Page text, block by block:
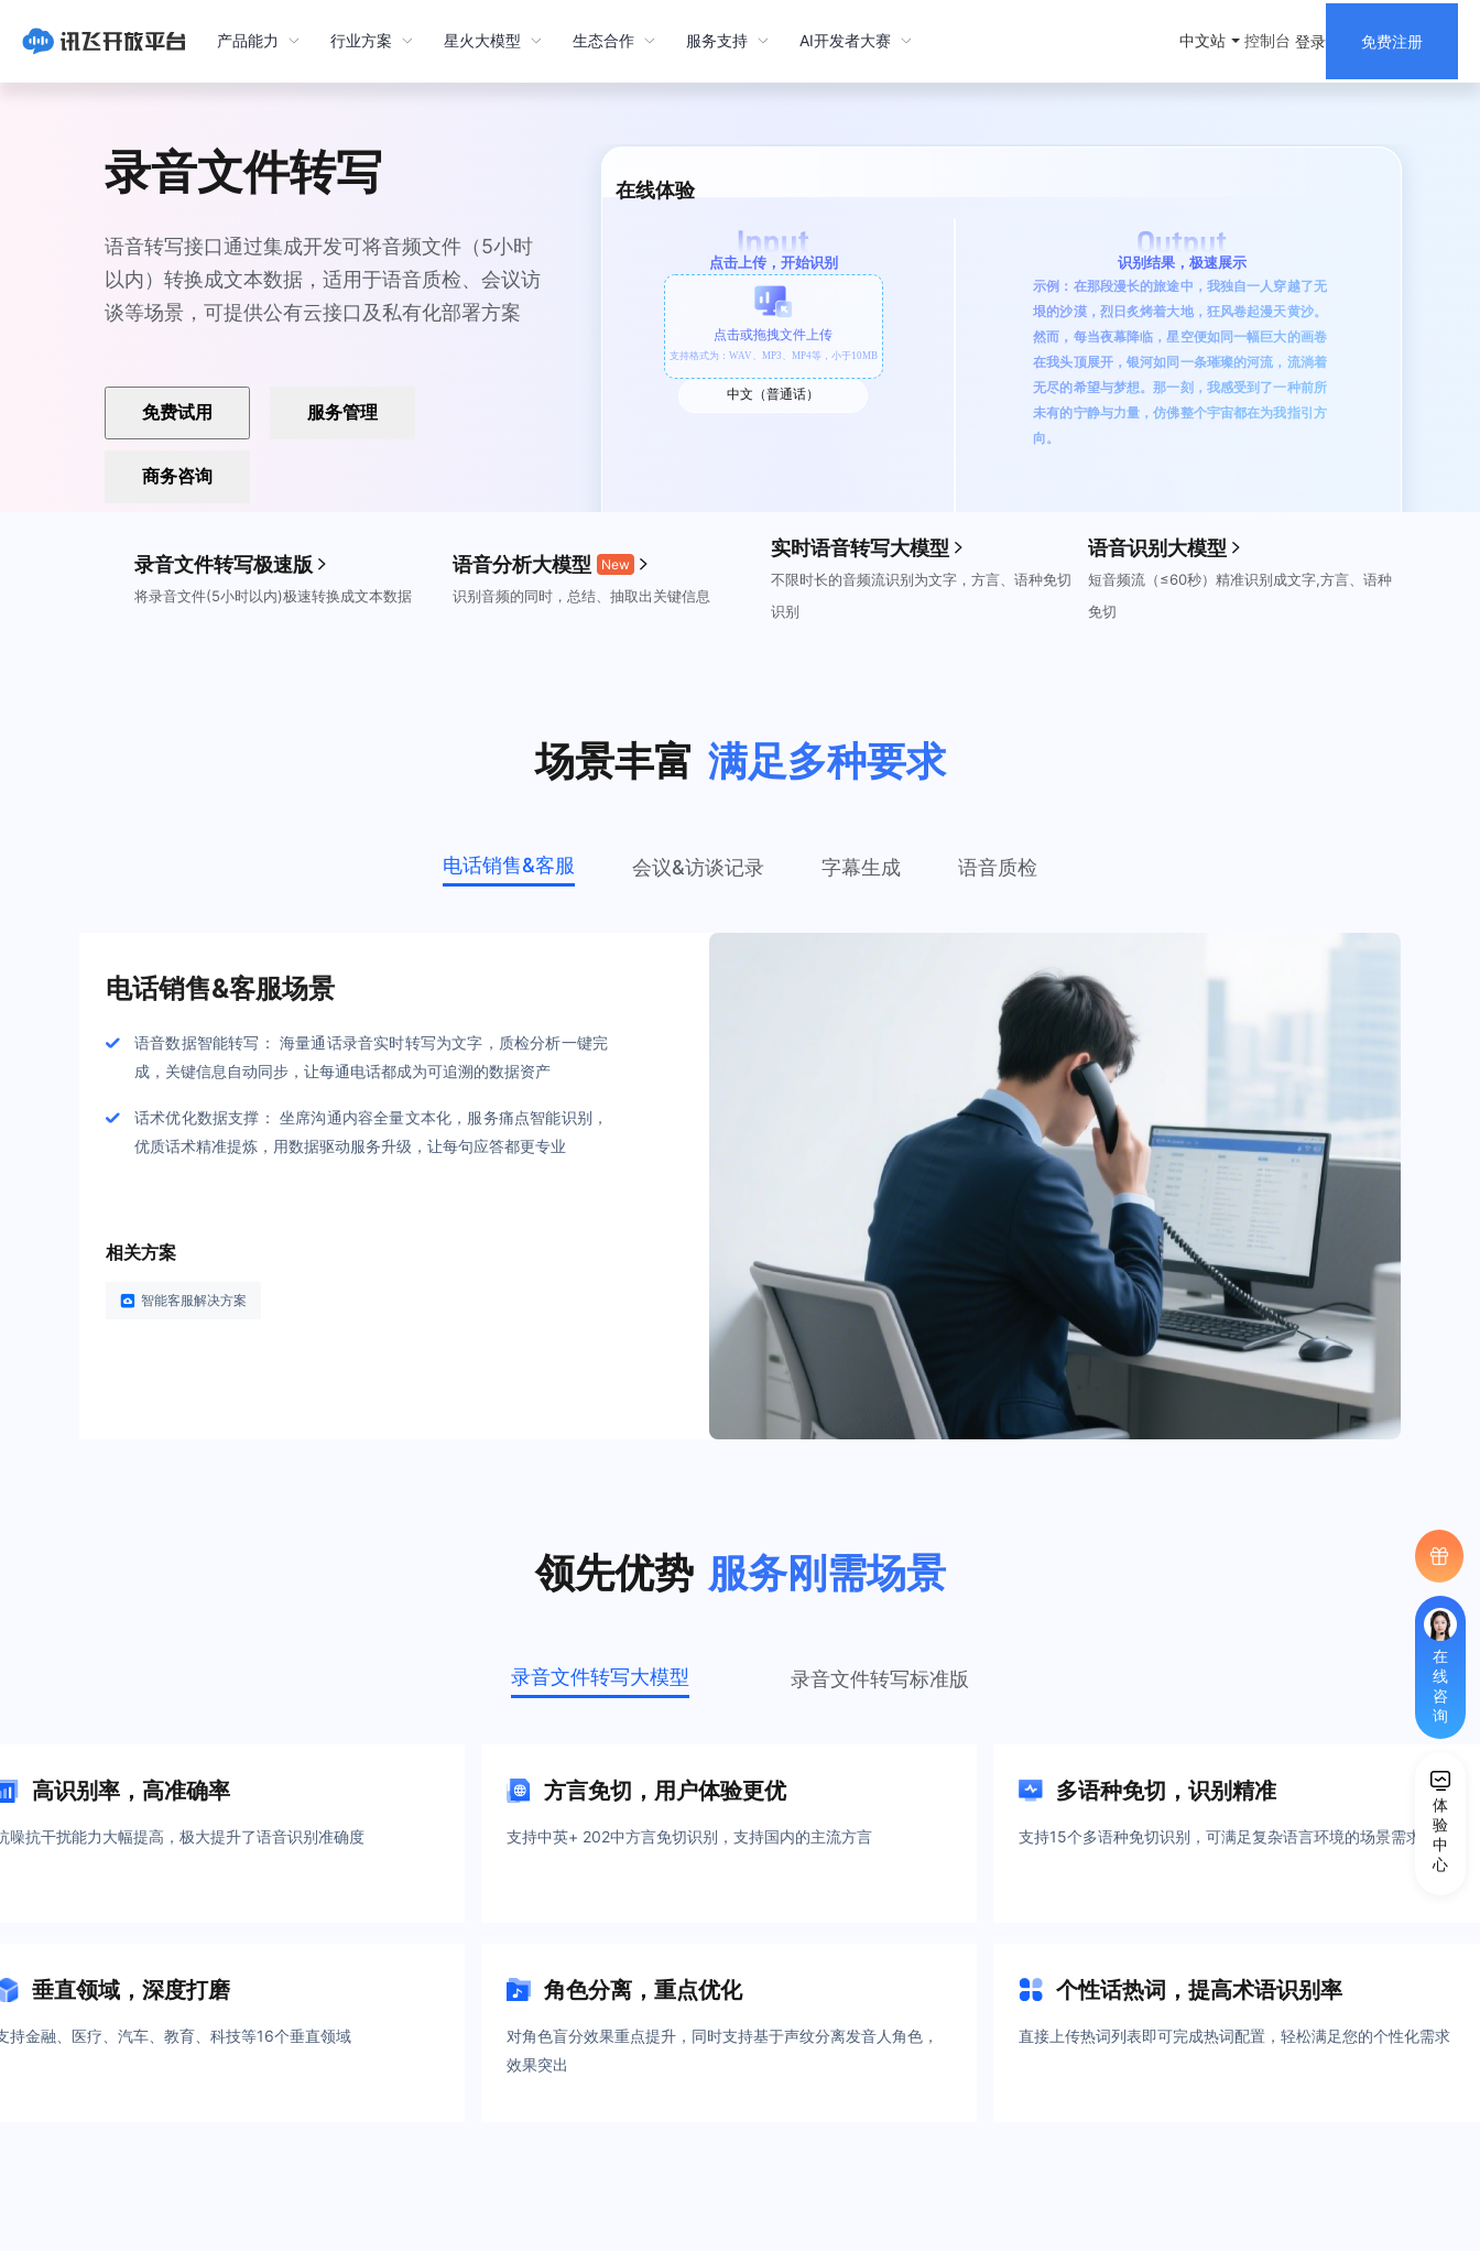
产品能力 行业方案 星火大模型 生态合作 服务支持 AI开发者大赛 中文站 控制台 登录 免费注册
录音文件转写
语音转写接口通过集成开发可将音频文件（5小时
以内）转换成文本数据，适用于语音质检、会议访
谈等场景，可提供公有云接口及私有化部署方案
免费试用 服务管理
商务咨询
在线体验
点击上传，开始识别
点击或拖拽文件上传
支持格式为：WAV、MP3、MP4等，小于10MB
中文（普通话）
识别结果，极速展示
示例：在那段漫长的旅途中，我独自一人穿越了无
垠的沙漠，烈日炙烤着大地，狂风卷起漫天黄沙。
然而，每当夜幕降临，星空便如同一幅巨大的画卷
在我头顶展开，银河如同一条璀璨的河流，流淌着
无尽的希望与梦想。那一刻，我感受到了一种前所
未有的宁静与力量，仿佛整个宇宙都在为我指引方
向。
录音文件转写极速版
将录音文件(5小时以内)极速转换成文本数据
语音分析大模型 New
识别音频的同时，总结、抽取出关键信息
实时语音转写大模型
不限时长的音频流识别为文字，方言、语种免切
识别
语音识别大模型
短音频流（≤60秒）精准识别成文字,方言、语种
免切
场景丰富 满足多种要求
电话销售&客服 会议&访谈记录 字幕生成 语音质检
电话销售&客服场景
语音数据智能转写： 海量通话录音实时转写为文字，质检分析一键完
成，关键信息自动同步，让每通电话都成为可追溯的数据资产
话术优化数据支撑： 坐席沟通内容全量文本化，服务痛点智能识别，
优质话术精准提炼，用数据驱动服务升级，让每句应答都更专业
相关方案
智能客服解决方案
领先优势 服务刚需场景
录音文件转写大模型 录音文件转写标准版
高识别率，高准确率
噪抗干扰能力大幅提高，极大提升了语音识别准确度
方言免切，用户体验更优
支持中英+ 202中方言免切识别，支持国内的主流方言
多语种免切，识别精准
支持15个多语种免切识别，可满足复杂语言环境的场景需求
垂直领域，深度打磨
持金融、医疗、汽车、教育、科技等16个垂直领域
角色分离，重点优化
对角色盲分效果重点提升，同时支持基于声纹分离发音人角色，
效果突出
个性话热词，提高术语识别率
直接上传热词列表即可完成热词配置，轻松满足您的个性化需求
在
线
咨
询
体
验
中
心
*
的
称
呼
*
*意